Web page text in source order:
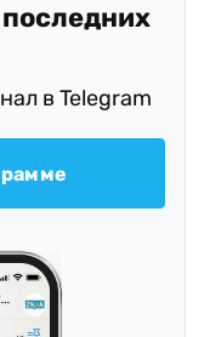
в Telegram